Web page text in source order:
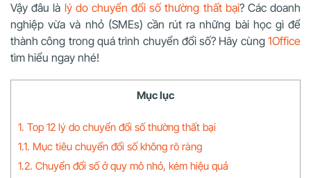
Vậy đâu là lý do chuyển đổi số thường thất bại? Các doanh
nghiệp vừa và nhỏ (SMEs) cần rút ra những bài học gì để
thành công trong quá trình chuyển đổi số? Hãy cùng 1Office
tìm hiểu ngay nhé!
Mục lục
1. Top 12 lý do chuyển đổi số thường thất bại
1.1. Mục tiêu chuyển đổi số không rõ ràng
1.2. Chuyển đổi số ở quy mô nhỏ, kém hiệu quả